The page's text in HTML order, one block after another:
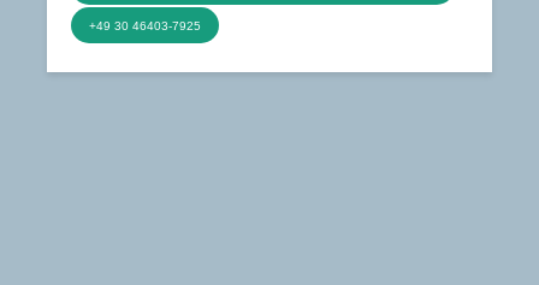
+49 30 46403-7925